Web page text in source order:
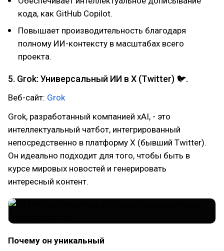
кода, как GitHub Copilot.
Повышает производительность благодаря
полному ИИ-контексту в масштабах всего
проекта.
5. Grok: Универсальный ИИ в X (Twitter) 🐦.
Веб-сайт: Grok
Grok, разработанный компанией xAI, - это
интеллектуальный чатбот, интегрированный
непосредственно в платформу X (бывший Twitter).
Он идеально подходит для того, чтобы быть в
курсе мировых новостей и генерировать
интересный контент.
Почему он уникальный